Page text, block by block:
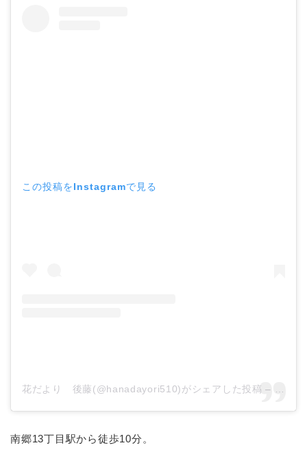
この投稿をInstagramで見る
花だより 後藤(@hanadayori510)がシェアした投稿 –
南郷13丁目駅から徒歩10分。